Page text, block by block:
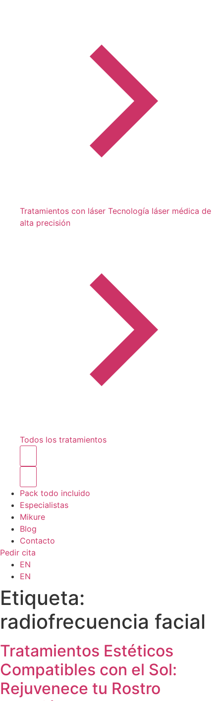
Tratamientos con láser Tecnología láser médica de
alta precisión
Todos los tratamientos
Pack todo incluido
Especialistas
Mikure
Blog
Contacto
Pedir cita
EN
EN
Etiqueta:
radiofrecuencia facial
Tratamientos Estéticos
Compatibles con el Sol:
Rejuvenece tu Rostro